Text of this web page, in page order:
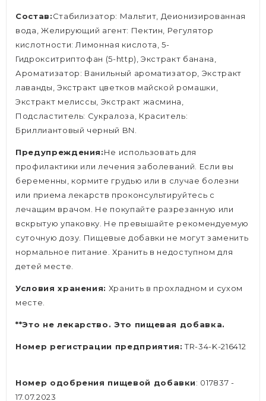
Состав:Стабилизатор: Мальтит, Деионизированная
вода, Желирующий агент: Пектин, Регулятор
кислотности: Лимонная кислота, 5-
Гидрокситриптофан (5-http), Экстракт банана,
Ароматизатор: Ванильный ароматизатор, Экстракт
лаванды, Экстракт цветков майской ромашки,
Экстракт мелиссы, Экстракт жасмина,
Подсластитель: Сукралоза, Краситель:
Бриллиантовый черный BN.
Предупреждения:Не использовать для
профилактики или лечения заболеваний. Если вы
беременны, кормите грудью или в случае болезни
или приема лекарств проконсультируйтесь с
лечащим врачом. Не покупайте разрезанную или
вскрытую упаковку. Не превышайте рекомендуемую
суточную дозу. Пищевые добавки не могут заменить
нормальное питание. Хранить в недоступном для
детей месте.
Условия хранения: Хранить в прохладном и сухом
месте.
**Это не лекарство. Это пищевая добавка.
Номер регистрации предприятия: TR-34-K-216412
Номер одобрения пищевой добавки: 017837 -
17.07.2023